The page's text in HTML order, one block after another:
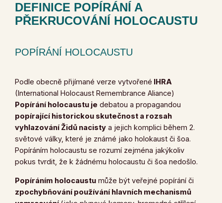
DEFINICE POPÍRÁNÍ A
PŘEKRUCOVÁNÍ HOLOCAUSTU
POPÍRÁNÍ HOLOCAUSTU
Podle obecně přijímané verze vytvořené IHRA
(International Holocaust Remembrance Aliance)
Popírání holocaustu je debatou a propagandou
popírající historickou skutečnost a rozsah
vyhlazování Židů nacisty a jejich komplici během 2.
světové války, které je známé jako holokaust či šoa.
Popíráním holocaustu se rozumí zejména jakýkoliv
pokus tvrdit, že k žádnému holocaustu či šoa nedošlo.
Popíráním holocaustu může být veřejné popírání či
zpochybňování používání hlavních mechanismů